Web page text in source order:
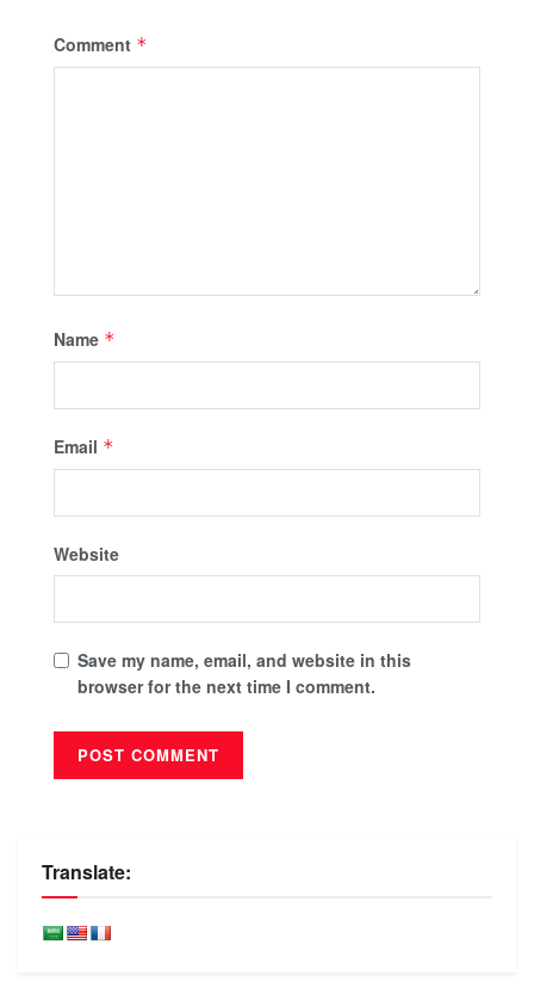
Comment *
Name *
Email *
Website
Save my name, email, and website in this
browser for the next time I comment.
Translate: